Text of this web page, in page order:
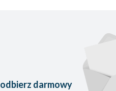
odbierz darmowy